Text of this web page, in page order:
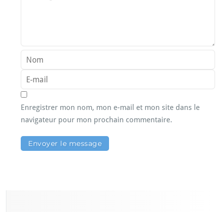
Enregistrer mon nom, mon e-mail et mon site dans le
navigateur pour mon prochain commentaire.